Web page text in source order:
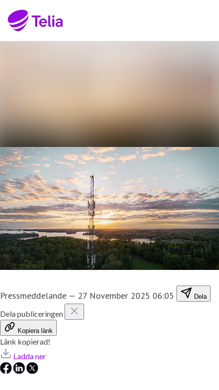
Pressmeddelande — 27 November 2025 06:05 Dela
Dela publiceringen
Kopiera länk
Länk kopierad!
Ladda ner